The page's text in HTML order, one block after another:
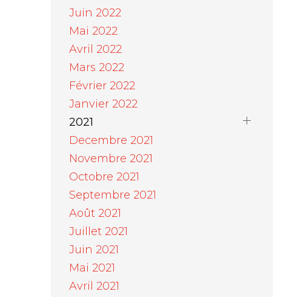
Juin 2022
Mai 2022
Avril 2022
Mars 2022
Février 2022
Janvier 2022
2021
Decembre 2021
Novembre 2021
Octobre 2021
Septembre 2021
Août 2021
Juillet 2021
Juin 2021
Mai 2021
Avril 2021